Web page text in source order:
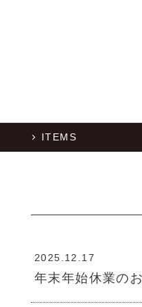
ITEMS
2025.12.17
年末年始休業の